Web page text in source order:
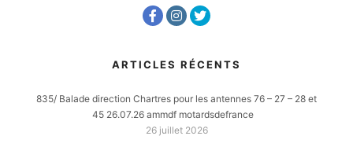
ARTICLES RÉCENTS
835/ Balade direction Chartres pour les antennes 76 – 27 – 28 et
45 26.07.26 ammdf motardsdefrance
26 juillet 2026